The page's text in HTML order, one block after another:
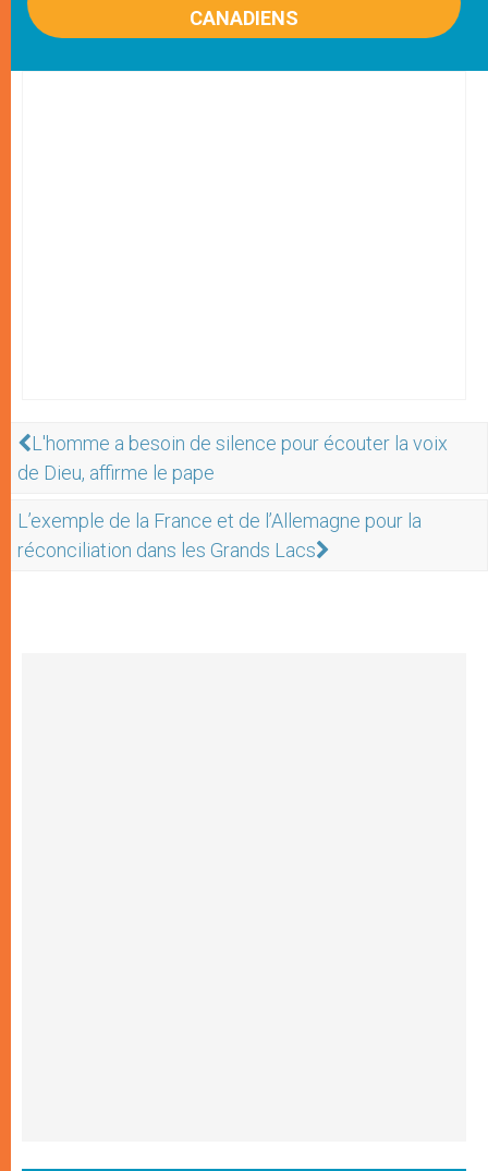
CANADIENS
L'homme a besoin de silence pour écouter la voix
de Dieu, affirme le pape
L’exemple de la France et de l’Allemagne pour la
réconciliation dans les Grands Lacs